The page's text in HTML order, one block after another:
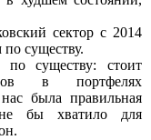
сектор с 2014
существу.
по существу: стоит
в портфелях
была правильная
бы хватило для